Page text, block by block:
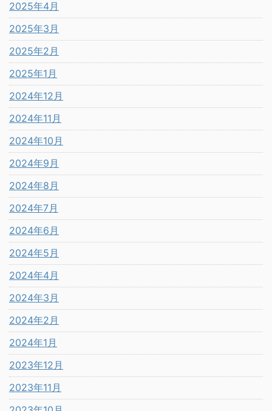
2025年4月
2025年3月
2025年2月
2025年1月
2024年12月
2024年11月
2024年10月
2024年9月
2024年8月
2024年7月
2024年6月
2024年5月
2024年4月
2024年3月
2024年2月
2024年1月
2023年12月
2023年11月